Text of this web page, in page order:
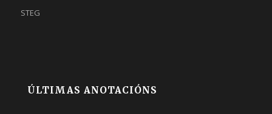
STEG
ÚLTIMAS ANOTACIÓNS